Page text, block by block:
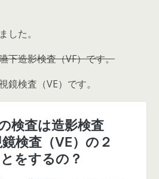
した。
下造影検査（VF）です。
鏡検査（VE） です。